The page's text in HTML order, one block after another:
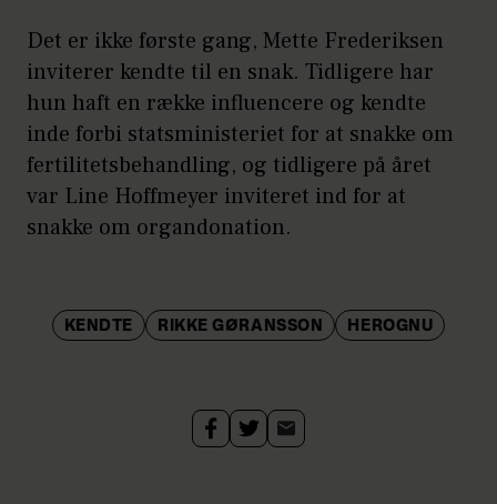
Det er ikke første gang, Mette Frederiksen
inviterer kendte til en snak. Tidligere har
hun haft en række influencere og kendte
inde forbi statsministeriet for at snakke om
fertilitetsbehandling, og tidligere på året
var Line Hoffmeyer inviteret ind for at
snakke om organdonation.
KENDTE RIKKE GØRANSSON HEROGNU